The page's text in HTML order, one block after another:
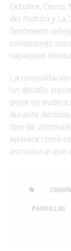
Octubre, Cerro,
del Padrón y La
fenómeno
condiciones
capacidad
La
un desafío
pone en
durante
tipo de
aparece como
estructural que
PANDILLAS